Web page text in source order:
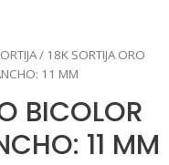
/ 18K SORTIJA ORO
11 MM
BICOLOR
11 MM